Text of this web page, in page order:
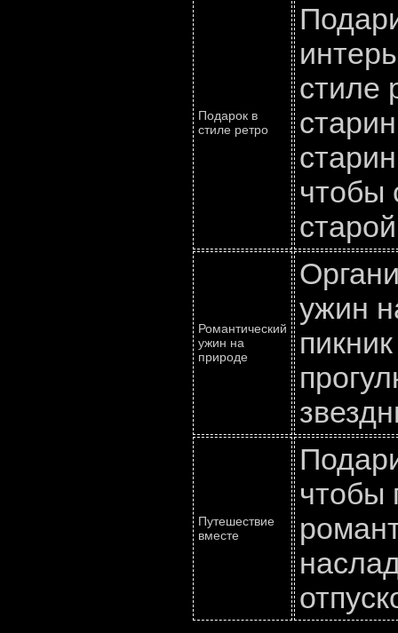
Подарок в
стиле ретро
стиле
чтобы
Романтический
ужин на
природе
ужин
Путешествие
вместе
чтобы